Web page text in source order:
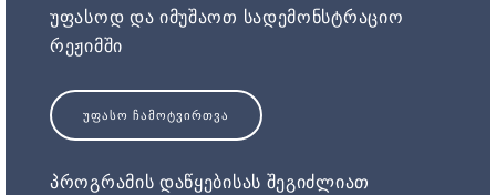
უფასოდ და იმუშაოთ სადემონსტრაციო
რეჟიმში
ᲣᲤᲐᲡᲝ ᲩᲐᲛᲝᲢᲕᲘᲠᲗᲕᲐ
პროგრამის დაწყებისას შეგიძლიათ